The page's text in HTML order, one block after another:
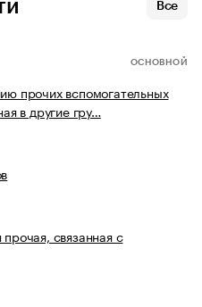
Все
ОСНОВНОЙ
прочих вспомогательных
в другие гру…
связанная с